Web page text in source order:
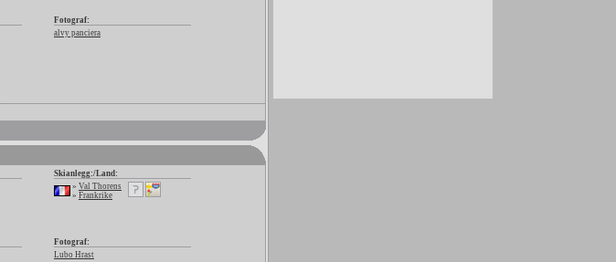
Fotograf:
alvy panciera
Skianlegg:/Land:
» Val Thorens
» Frankrike
Fotograf:
Lubo Hrast